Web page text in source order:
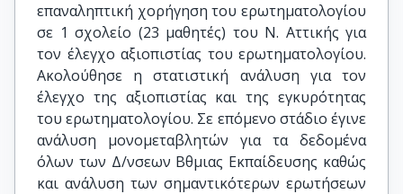
επαναληπτική χορήγηση του ερωτηματολογίου
σε 1 σχολείο (23 μαθητές) του Ν. Αττικής για
τον έλεγχο αξιοπιστίας του ερωτηματολογίου.
Ακολούθησε η στατιστική ανάλυση για τον
έλεγχο της αξιοπιστίας και της εγκυρότητας
του ερωτηματολογίου. Σε επόμενο στάδιο έγινε
ανάλυση μονομεταβλητών για τα δεδομένα
όλων των Δ/νσεων Βθμιας Εκπαίδευσης καθώς
και ανάλυση των σημαντικότερων ερωτήσεων